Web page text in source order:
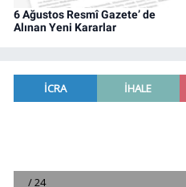
6 Ağustos Resmî Gazete’ de
Alınan Yeni Kararlar